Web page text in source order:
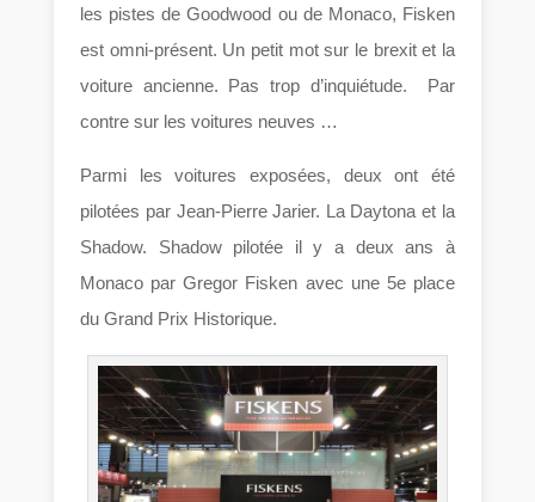
les pistes de Goodwood ou de Monaco, Fisken
est omni-présent. Un petit mot sur le brexit et la
voiture ancienne. Pas trop d’inquiétude. Par
contre sur les voitures neuves …
Parmi les voitures exposées, deux ont été
pilotées par Jean-Pierre Jarier. La Daytona et la
Shadow. Shadow pilotée il y a deux ans à
Monaco par Gregor Fisken avec une 5e place
du Grand Prix Historique.